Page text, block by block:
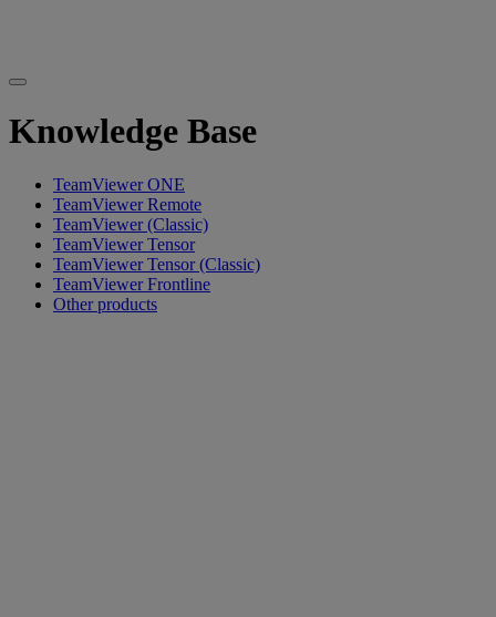
Knowledge Base
TeamViewer ONE
TeamViewer Remote
TeamViewer (Classic)
TeamViewer Tensor
TeamViewer Tensor (Classic)
TeamViewer Frontline
Other products